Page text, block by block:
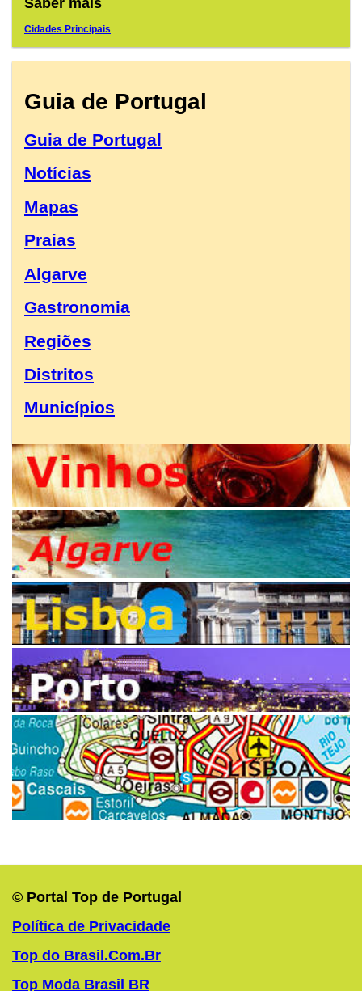
Cidades Principais
Guia de Portugal
Guia de Portugal
Notícias
Mapas
Praias
Algarve
Gastronomia
Regiões
Distritos
Municípios
© Portal Top de Portugal
Política de Privacidade
Top do Brasil.Com.Br
Top Moda Brasil BR